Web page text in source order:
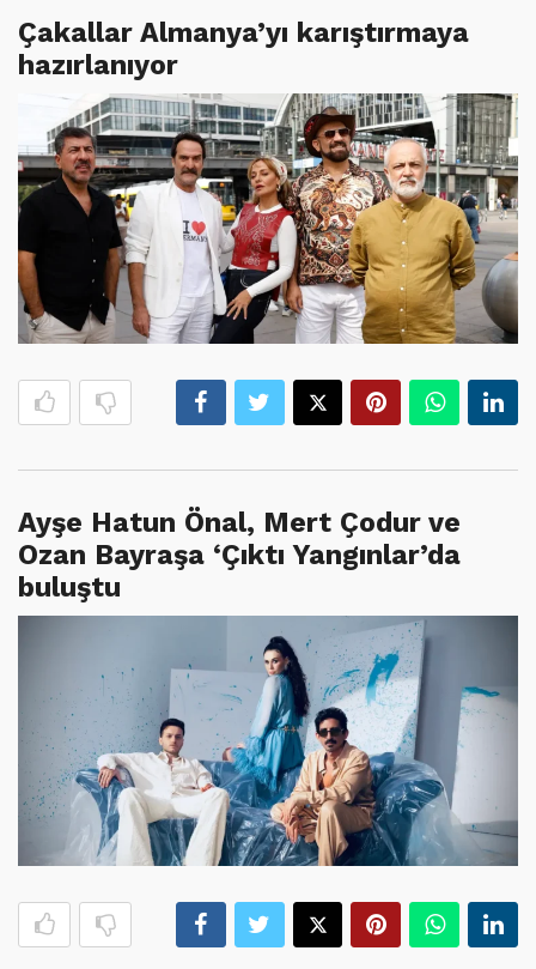
Çakallar Almanya’yı karıştırmaya
hazırlanıyor
Ayşe Hatun Önal, Mert Çodur ve
Ozan Bayraşa ‘Çıktı Yangınlar’da
buluştu